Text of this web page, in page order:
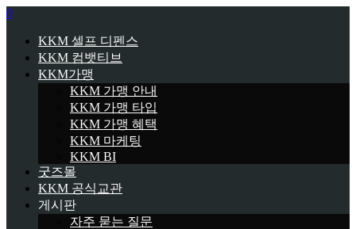
0
KKM 셀프 디펜스
KKM 컴뱃티브
KKM가맹
KKM 가맹 안내
KKM 가맹 타입
KKM 가맹 혜택
KKM 마케팅
KKM BI
굿즈몰
KKM 공식교관
게시판
자주 묻는 질문